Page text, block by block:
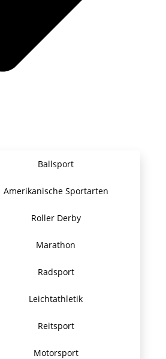
Ballsport
Amerikanische Sportarten
Roller Derby
Marathon
Radsport
Leichtathletik
Reitsport
Motorsport